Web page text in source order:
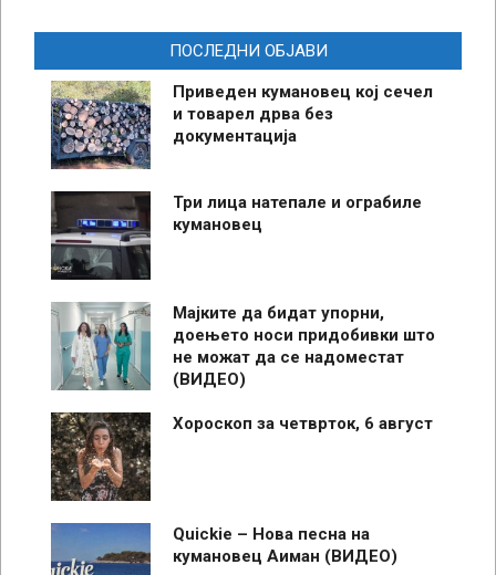
ПОСЛЕДНИ ОБЈАВИ
Приведен кумановец кој сечел
и товарел дрва без
документација
Три лица натепале и ограбиле
кумановец
Мајките да бидат упорни,
доењето носи придобивки што
не можат да се надоместат
(ВИДЕО)
Хороскоп за четврток, 6 август
Quickie – Нова песна на
кумановец Аиман (ВИДЕО)